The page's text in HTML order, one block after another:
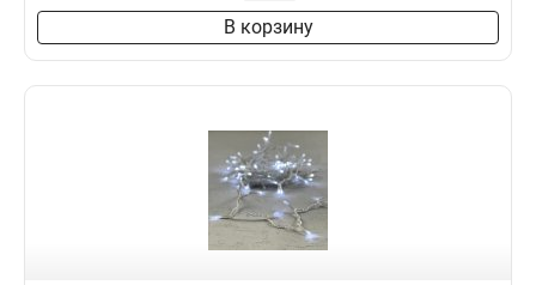
В корзину